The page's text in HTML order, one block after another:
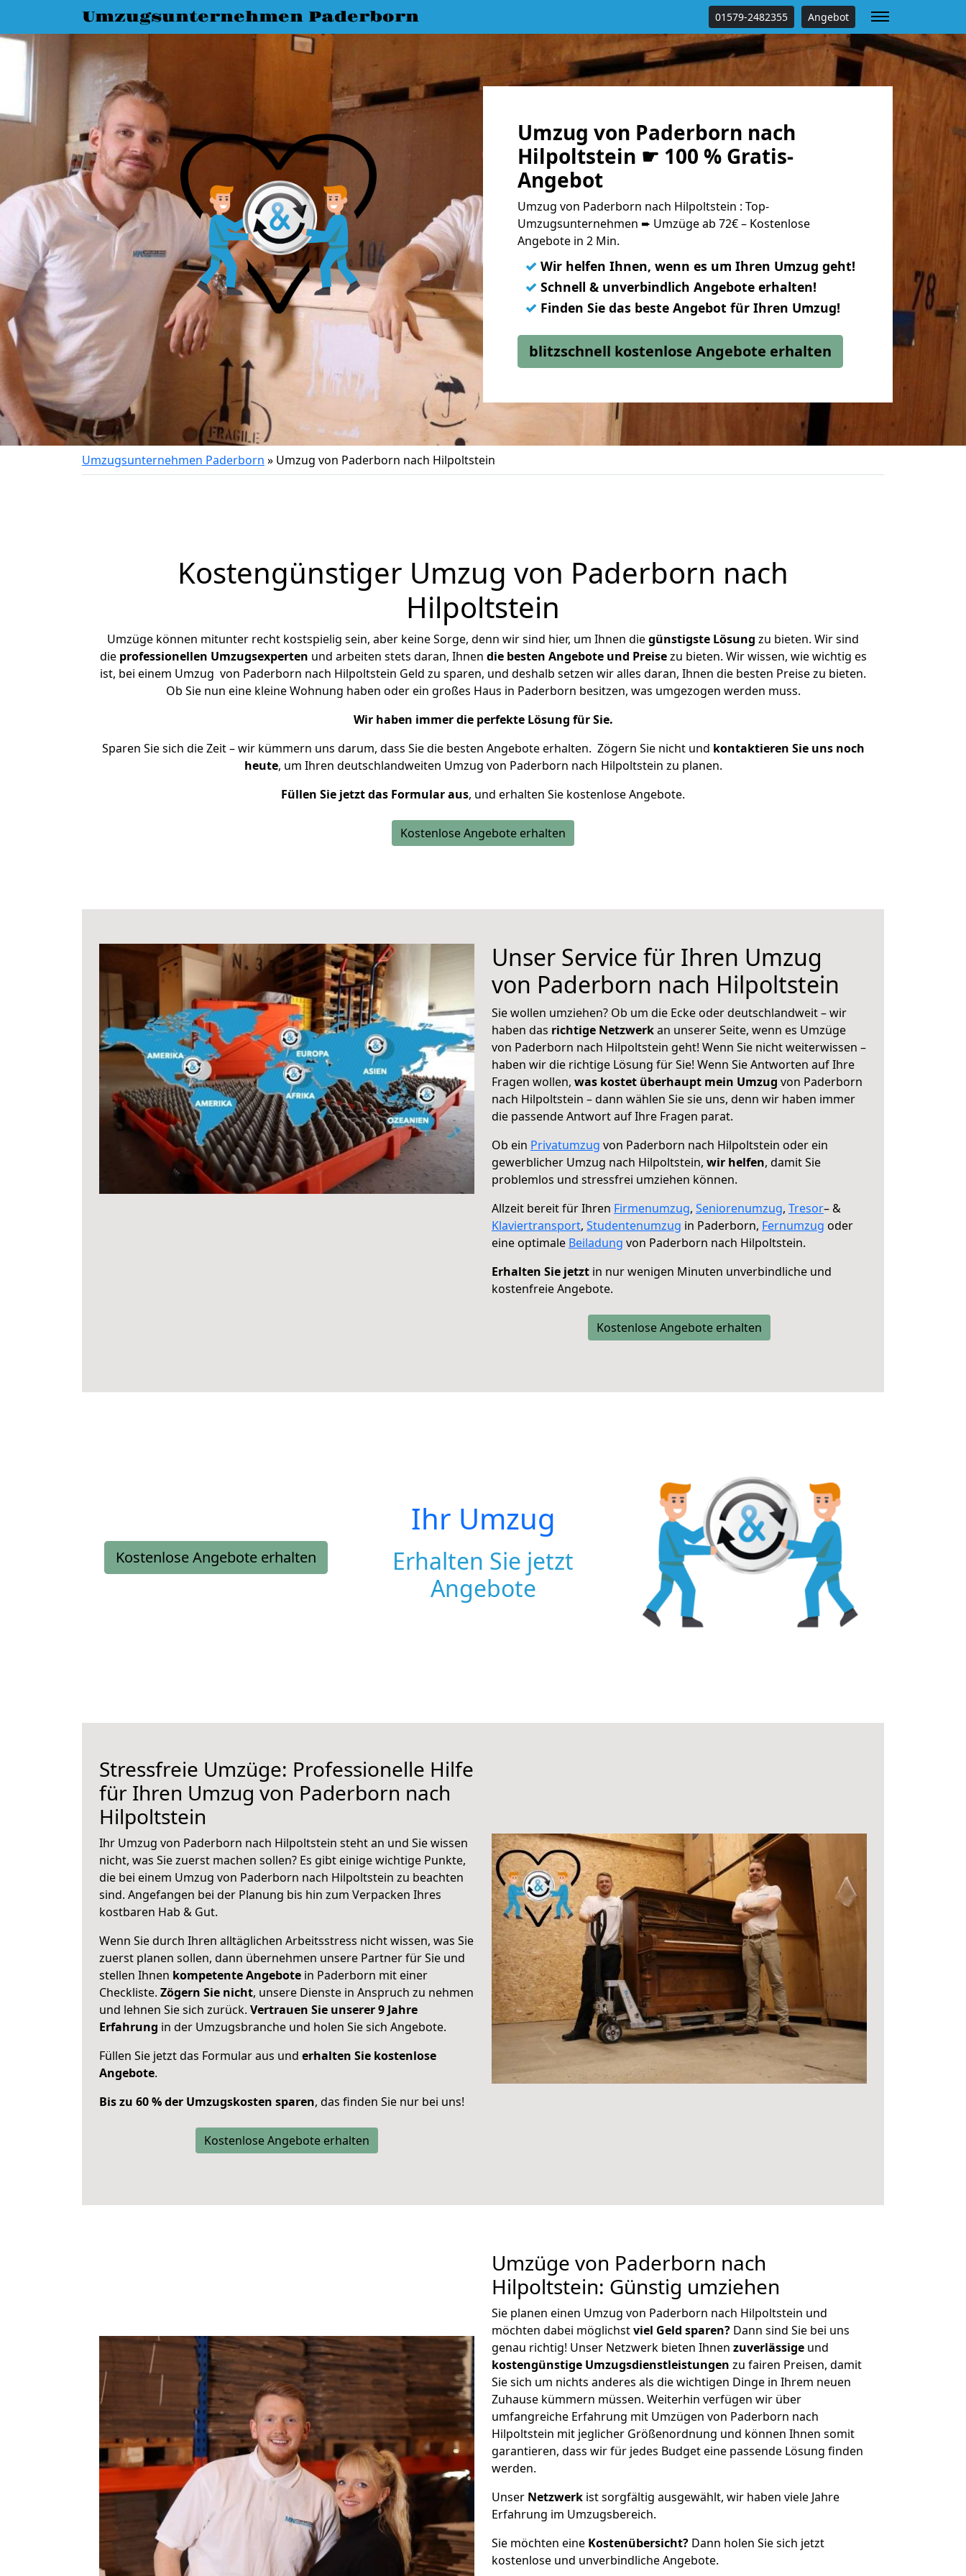
Umzugsunternehmen Paderborn 01579-2482355 Angebot
Umzug von Paderborn nach
Hilpoltstein ☛ 100 % Gratis-
Angebot
Umzug von Paderborn nach Hilpoltstein : Top-
Umzugsunternehmen ➨ Umzüge ab 72€ – Kostenlose
Angebote in 2 Min.
✓ Wir helfen Ihnen, wenn es um Ihren Umzug geht!
✓ Schnell & unverbindlich Angebote erhalten!
✓ Finden Sie das beste Angebot für Ihren Umzug!
blitzschnell kostenlose Angebote erhalten
Umzugsunternehmen Paderborn » Umzug von Paderborn nach Hilpoltstein
Kostengünstiger Umzug von Paderborn nach
Hilpoltstein
Umzüge können mitunter recht kostspielig sein, aber keine Sorge, denn wir sind hier, um Ihnen diegünstigste Lösung zu bieten. Wir sind
die professionellen Umzugsexperten und arbeiten stets daran, Ihnen die besten Angebote und Preisezu bieten. Wir wissen, wie wichtig es
ist, bei einem Umzug von Paderborn nach Hilpoltstein Geld zu sparen, und deshalb setzen wir alles daran, Ihnen die besten Preise zu bieten.
Ob Sie nun eine kleine Wohnung haben oder ein großes Haus in Paderborn besitzen, was umgezogen werden muss.
Wir haben immer die perfekte Lösung für Sie.
Sparen Sie sich die Zeit – wir kümmern uns darum, dass Sie die besten Angebote erhalten. Zögern Sie nicht und kontaktieren Sie uns noch
heute, um Ihren deutschlandweiten Umzug von Paderborn nach Hilpoltstein zu planen.
Füllen Sie jetzt das Formular aus, und erhalten Sie kostenlose Angebote.
Kostenlose Angebote erhalten
Unser Service für Ihren Umzug
von Paderborn nach Hilpoltstein
Sie wollen umziehen? Ob um die Ecke oder deutschlandweit – wir
haben das richtige Netzwerkan unserer Seite, wenn es Umzüge
von Paderborn nach Hilpoltstein geht! Wenn Sie nicht weiterwissen –
haben wir die richtige Lösung für Sie! Wenn Sie Antworten auf Ihre
Fragen wollen, was kostet überhaupt mein Umzug von Paderborn
nach Hilpoltstein – dann wählen Sie sie uns, denn wir haben immer
die passende Antwort auf Ihre Fragen parat.
Ob ein Privatumzug von Paderborn nach Hilpoltstein oder ein
gewerblicher Umzug nach Hilpoltstein, wir helfen, damit Sie
problemlos und stressfrei umziehen können.
Allzeit bereit für Ihren Firmenumzug, Seniorenumzug, Tresor– &
Klaviertransport, Studentenumzug in Paderborn, Fernumzug oder
eine optimale Beiladung von Paderborn nach Hilpoltstein.
Erhalten Sie jetzt in nur wenigen Minuten unverbindliche und
kostenfreie Angebote.
Kostenlose Angebote erhalten
Kostenlose Angebote erhalten
Ihr Umzug
Erhalten Sie jetzt
Angebote
Stressfreie Umzüge: Professionelle Hilfe
für Ihren Umzug von Paderborn nach
Hilpoltstein
Ihr Umzug von Paderborn nach Hilpoltstein steht an und Sie wissen
nicht, was Sie zuerst machen sollen? Es gibt einige wichtige Punkte,
die bei einem Umzug von Paderborn nach Hilpoltstein zu beachten
sind. Angefangen bei der Planung bis hin zum Verpacken Ihres
kostbaren Hab & Gut.
Wenn Sie durch Ihren alltäglichen Arbeitsstress nicht wissen, was Sie
zuerst planen sollen, dann übernehmen unsere Partner für Sie und
stellen Ihnen kompetente Angebote in Paderborn mit einer
Checkliste. Zögern Sie nicht, unsere Dienste in Anspruch zu nehmen
und lehnen Sie sich zurück. Vertrauen Sie unserer 9 Jahre
Erfahrung in der Umzugsbranche und holen Sie sich Angebote.
Füllen Sie jetzt das Formular aus und erhalten Sie kostenlose
Angebote.
Bis zu 60 % der Umzugskosten sparen, das finden Sie nur bei uns!
Kostenlose Angebote erhalten
Umzüge von Paderborn nach
Hilpoltstein: Günstig umziehen
Sie planen einen Umzug von Paderborn nach Hilpoltstein und
möchten dabei möglichstviel Geld sparen? Dann sind Sie bei uns
genau richtig! Unser Netzwerk bieten Ihnen zuverlässige und
kostengünstige Umzugsdienstleistungen zu fairen Preisen, damit
Sie sich um nichts anderes als die wichtigen Dinge in Ihrem neuen
Zuhause kümmern müssen. Weiterhin verfügen wir über
umfangreiche Erfahrung mit Umzügen von Paderborn nach
Hilpoltstein mit jeglicher Größenordnung und können Ihnen somit
garantieren, dass wir für jedes Budget eine passende Lösung finden
werden.
Unser Netzwerk ist sorgfältig ausgewählt, wir haben viele Jahre
Erfahrung im Umzugsbereich.
Sie möchten eine Kostenübersicht? Dann holen Sie sich jetzt
kostenlose und unverbindliche Angebote.